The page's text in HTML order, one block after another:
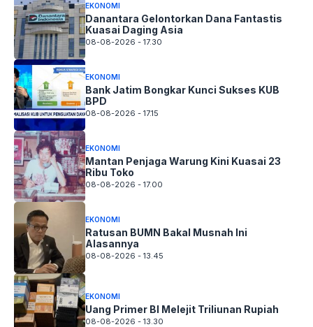
EKONOMI
Danantara Gelontorkan Dana Fantastis
Kuasai Daging Asia
08-08-2026 - 17.30
EKONOMI
Bank Jatim Bongkar Kunci Sukses KUB
BPD
08-08-2026 - 17.15
EKONOMI
Mantan Penjaga Warung Kini Kuasai 23
Ribu Toko
08-08-2026 - 17.00
EKONOMI
Ratusan BUMN Bakal Musnah Ini
Alasannya
08-08-2026 - 13.45
EKONOMI
Uang Primer BI Melejit Triliunan Rupiah
08-08-2026 - 13.30